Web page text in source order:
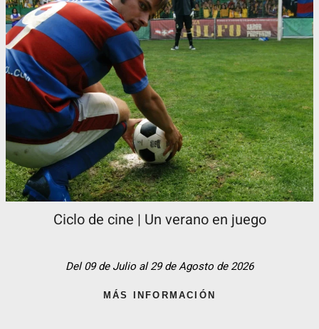
Ciclo de cine | Un verano en juego
Del 09 de Julio al 29 de Agosto de 2026
MÁS INFORMACIÓN